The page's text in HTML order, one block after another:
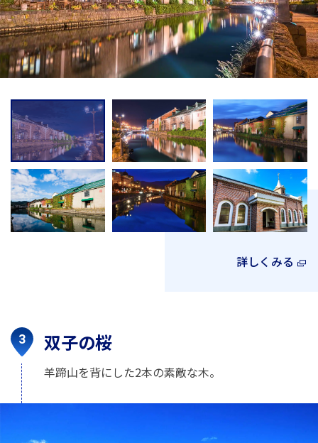
詳しくみる
双子の桜
羊蹄山を背にした2本の素敵な木。